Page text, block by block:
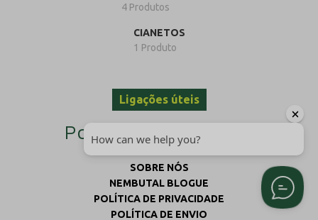
4 Produtos
CIANETOS
1 Produto
Ligações úteis
Políticas da empresa
SOBRE NÓS
NEMBUTAL BLOGUE
POLÍTICA DE PRIVACIDADE
POLÍTICA DE ENVIO